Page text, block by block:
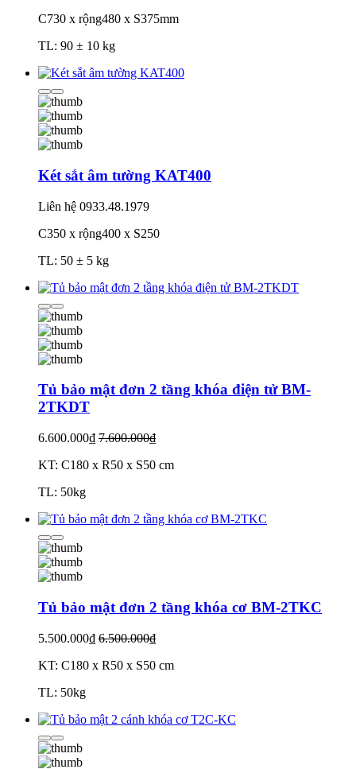
C730 x rộng480 x S375mm
TL: 90 ± 10 kg
Két sắt âm tường KAT400
Liên hệ 0933.48.1979
C350 x rộng400 x S250
TL: 50 ± 5 kg
Tủ bảo mật đơn 2 tầng khóa điện tử BM-
2TKDT
6.600.000₫ 7.600.000₫
KT: C180 x R50 x S50 cm
TL: 50kg
Tủ bảo mật đơn 2 tầng khóa cơ BM-2TKC
5.500.000₫ 6.500.000₫
KT: C180 x R50 x S50 cm
TL: 50kg